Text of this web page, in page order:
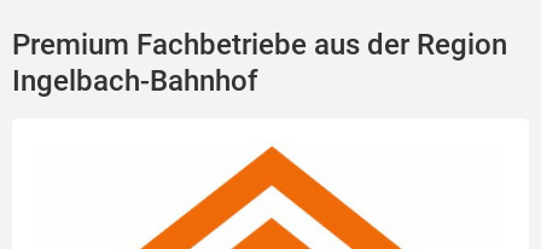
Premium Fachbetriebe aus der Region
Ingelbach-Bahnhof